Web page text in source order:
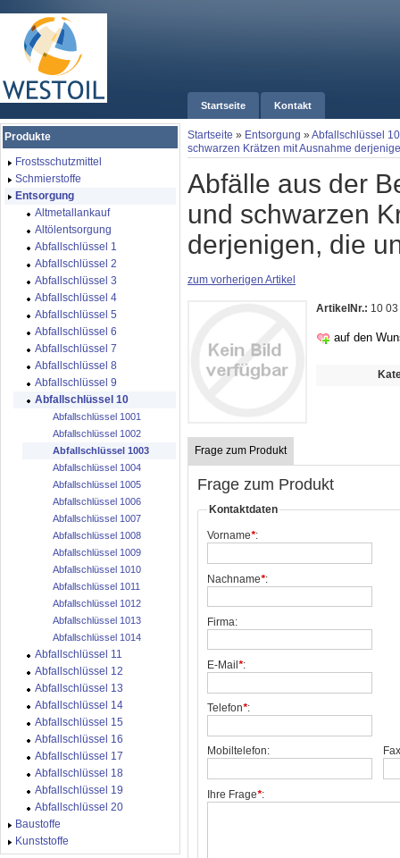
Startseite Kontakt
Startseite » Entsorgung »Abfallschlüssel 10
schwarzen Krätzen mit Ausnahme
Abfälle aus der
und schwarzen
derjenigen, die
zum vorherigen Artikel
ArtikelNr.: 10
auf den
Frage zum Produkt
Frage zum Produkt
Kontaktdaten
Vorname*:
Nachname*:
Firma:
E-Mail *:
Telefon*:
Mobiltelefon:
Ihre Frage*:
Produkte
Frostsschutzmittel
Schmierstoffe
Entsorgung
Altmetallankauf
Altölentsorgung
Abfallschlüssel 1
Abfallschlüssel 2
Abfallschlüssel 3
Abfallschlüssel 4
Abfallschlüssel 5
Abfallschlüssel 6
Abfallschlüssel 7
Abfallschlüssel 8
Abfallschlüssel 9
Abfallschlüssel 10
Abfallschlüssel 1001
Abfallschlüssel 1002
Abfallschlüssel 1003
Abfallschlüssel 1004
Abfallschlüssel 1005
Abfallschlüssel 1006
Abfallschlüssel 1007
Abfallschlüssel 1008
Abfallschlüssel 1009
Abfallschlüssel 1010
Abfallschlüssel 1011
Abfallschlüssel 1012
Abfallschlüssel 1013
Abfallschlüssel 1014
Abfallschlüssel 11
Abfallschlüssel 12
Abfallschlüssel 13
Abfallschlüssel 14
Abfallschlüssel 15
Abfallschlüssel 16
Abfallschlüssel 17
Abfallschlüssel 18
Abfallschlüssel 19
Abfallschlüssel 20
Baustoffe
Kunststoffe